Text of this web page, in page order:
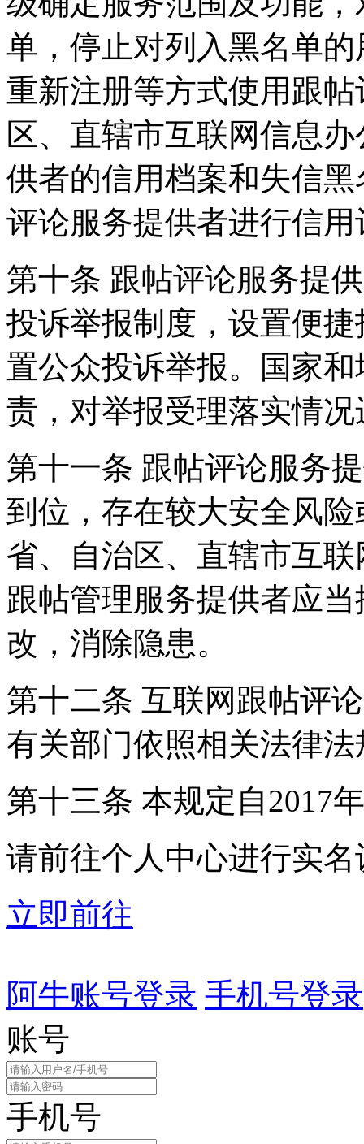
单，停止对列入黑名单
重新注册等方式使用跟
区、直辖市互联网信息
供者的信用档案和失信
评论服务提供者进行信用
第十条 跟帖评论服务提
投诉举报制度，设置便
置公众投诉举报。国家
责，对举报受理落实情
第十一条 跟帖评论服务
到位，存在较大安全风
省、自治区、直辖市互
跟帖管理服务提供者应
改，消除隐患。
第十二条 互联网跟帖评
有关部门依照相关法律
第十三条 本规定自2017
请前往个人中心进行实名
立即前往
阿牛账号登录 手机号登录
账号
手机号